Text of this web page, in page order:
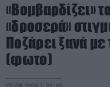
«Βομβαρδίζει»
«δροσερά»
Ποζάρει ξανά
(φωτο)